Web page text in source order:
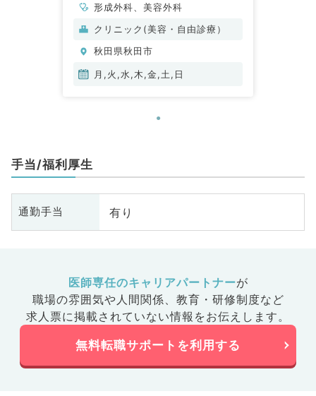
形成外科、美容外科
クリニック(美容・自由診療）
秋田県秋田市
月,火,水,木,金,土,日
手当/福利厚生
通勤手当 有り
医師専任のキャリアパートナーが
職場の雰囲気や人間関係、 教育・研修制度など
求人票に掲載されていない情報をお伝えします。
無料転職サポートを利用する